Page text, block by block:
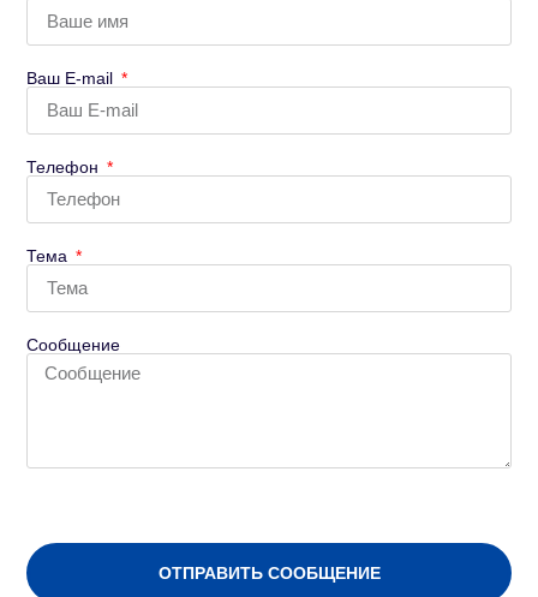
Ваш E-mail
Телефон
Тема
Сообщение
ОТПРАВИТЬ СООБЩЕНИЕ